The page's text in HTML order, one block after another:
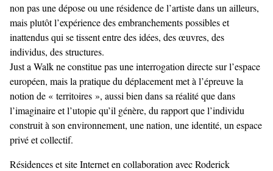
non pas une dépose ou une résidence de l’artiste dans un ailleurs,
mais plutôt l’expérience des embranchements possibles et
inattendus qui se tissent entre des idées, des œuvres, des
individus, des structures.
Just a Walk ne constitue pas une interrogation directe sur l’espace
européen, mais la pratique du déplacement met à l’épreuve la
notion de « territoires », aussi bien dans sa réalité que dans
l’imaginaire et l’utopie qu’il génère, du rapport que l’individu
construit à son environnement, une nation, une identité, un espace
privé et collectif.
Résidences et site Internet en collaboration avec Roderick